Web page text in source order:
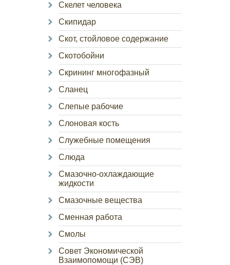
Скелет человека
Скипидар
Скот, стойловое содержание
Скотобойни
Скрининг многофазный
Сланец
Слепые рабочие
Слоновая кость
Служебные помещения
Слюда
Смазочно-охлаждающие
жидкости
Смазочные вещества
Сменная работа
Смолы
Совет Экономической
Взаимопомощи (СЭВ)